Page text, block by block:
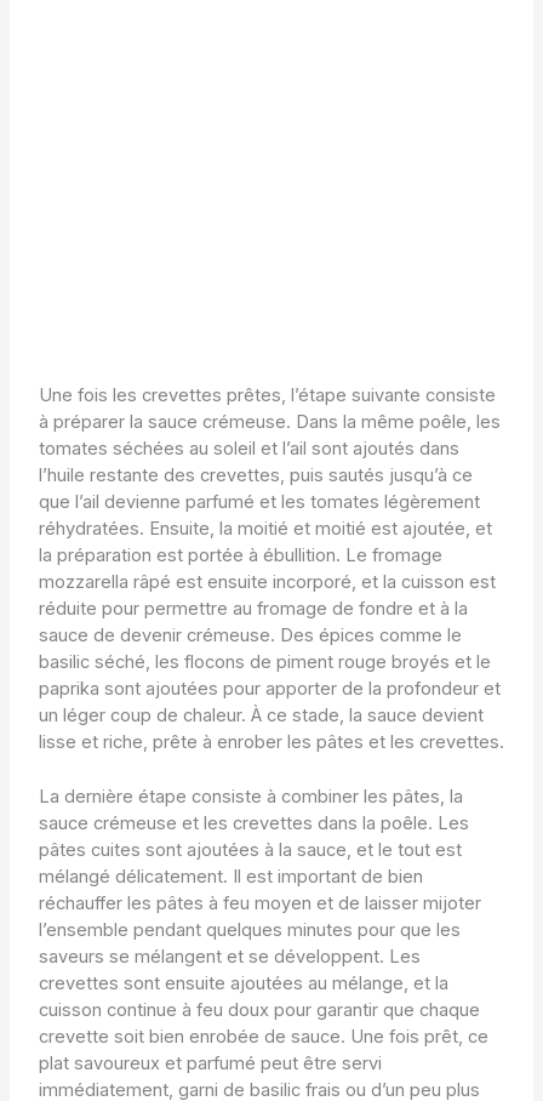
Une fois les crevettes prêtes, l’étape suivante consiste
à préparer la sauce crémeuse. Dans la même poêle, les
tomates séchées au soleil et l’ail sont ajoutés dans
l’huile restante des crevettes, puis sautés jusqu’à ce
que l’ail devienne parfumé et les tomates légèrement
réhydratées. Ensuite, la moitié et moitié est ajoutée, et
la préparation est portée à ébullition. Le fromage
mozzarella râpé est ensuite incorporé, et la cuisson est
réduite pour permettre au fromage de fondre et à la
sauce de devenir crémeuse. Des épices comme le
basilic séché, les flocons de piment rouge broyés et le
paprika sont ajoutées pour apporter de la profondeur et
un léger coup de chaleur. À ce stade, la sauce devient
lisse et riche, prête à enrober les pâtes et les crevettes.
La dernière étape consiste à combiner les pâtes, la
sauce crémeuse et les crevettes dans la poêle. Les
pâtes cuites sont ajoutées à la sauce, et le tout est
mélangé délicatement. Il est important de bien
réchauffer les pâtes à feu moyen et de laisser mijoter
l’ensemble pendant quelques minutes pour que les
saveurs se mélangent et se développent. Les
crevettes sont ensuite ajoutées au mélange, et la
cuisson continue à feu doux pour garantir que chaque
crevette soit bien enrobée de sauce. Une fois prêt, ce
plat savoureux et parfumé peut être servi
immédiatement, garni de basilic frais ou d’un peu plus